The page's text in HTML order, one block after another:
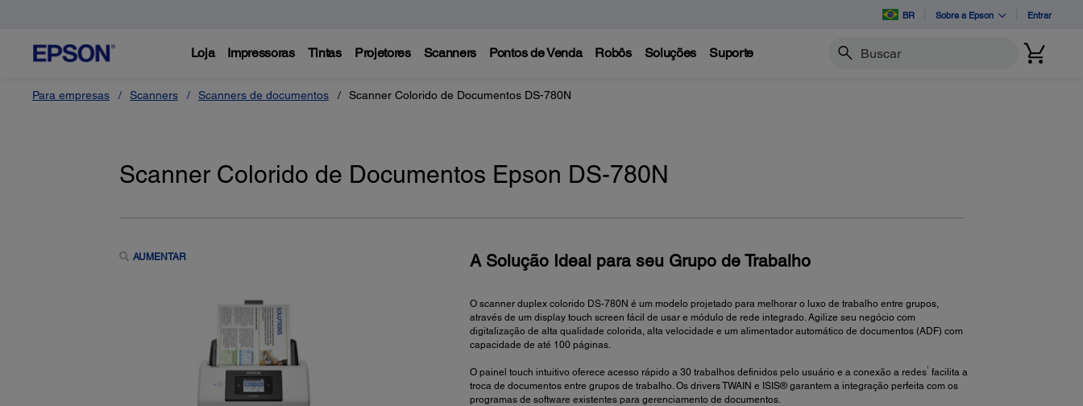
BR Sobre a Epson Entrar
Loja Impressoras Tintas Projetores Scanners Pontos de Venda Robôs Soluções Suporte Buscar
Para empresas Scanners Scanners de documentos Scanner Colorido de Documentos DS-780N
Scanner Colorido de Documentos Epson DS-780N
AUMENTAR A Solução Ideal para seu Grupo de Trabalho
O scanner duplex colorido DS-780N é um modelo projetado para melhorar o luxo de trabalho entre grupos,
através de um display touch screen fácil de usar e módulo de rede integrado. Agilize seu negócio com
digitalização de alta qualidade colorida, alta velocidade e um alimentador automático de documentos (ADF) com
capacidade de até 100 páginas.
O painel touch intuitivo oferece acesso rápido a 30 trabalhos definidos pelo usuário e a conexão a redes1
facilita a
troca de documentos entre grupos de trabalho. Os drivers TWAIN e ISIS® garantem a integração perfeita com os
programas de software existentes para gerenciamento de documentos.